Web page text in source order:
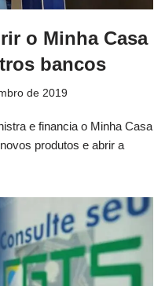
o Minha Casa
bancos
de 2019
e financia o Minha Casa
produtos e abrir a